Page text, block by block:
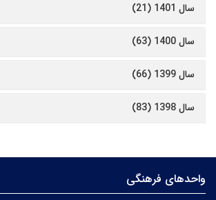
سال 1401 (21)
سال 1400 (63)
سال 1399 (66)
سال 1398 (83)
واحدهای فرهنگی